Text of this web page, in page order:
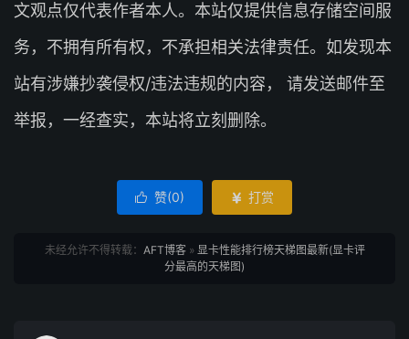
文观点仅代表作者本人。本站仅提供信息存储空间服
务，不拥有所有权，不承担相关法律责任。如发现本
站有涉嫌抄袭侵权/违法违规的内容， 请发送邮件至
举报，一经查实，本站将立刻删除。
 赞(0)  打赏
未经允许不得转载： AFT博客» 显卡性能排行榜天梯图最新(显卡评
分最高的天梯图)